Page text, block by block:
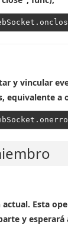
y vincular
equivalente a
Esta
y